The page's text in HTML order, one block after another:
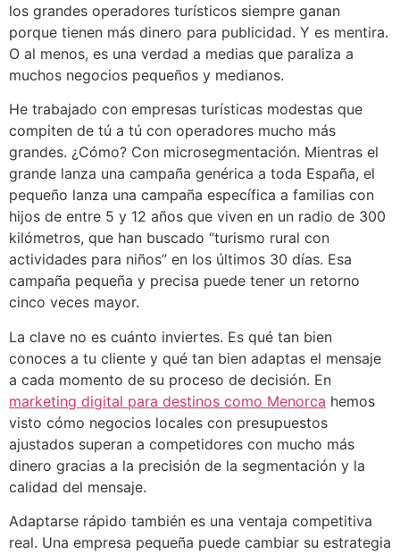
los grandes operadores turísticos siempre ganan
porque tienen más dinero para publicidad. Y es mentira.
O al menos, es una verdad a medias que paraliza a
muchos negocios pequeños y medianos.
He trabajado con empresas turísticas modestas que
compiten de tú a tú con operadores mucho más
grandes. ¿Cómo? Con microsegmentación. Mientras el
grande lanza una campaña genérica a toda España, el
pequeño lanza una campaña específica a familias con
hijos de entre 5 y 12 años que viven en un radio de 300
kilómetros, que han buscado “turismo rural con
actividades para niños” en los últimos 30 días. Esa
campaña pequeña y precisa puede tener un retorno
cinco veces mayor.
La clave no es cuánto inviertes. Es qué tan bien
conoces a tu cliente y qué tan bien adaptas el mensaje
a cada momento de su proceso de decisión. En
marketing digital para destinos como Menorca hemos
visto cómo negocios locales con presupuestos
ajustados superan a competidores con mucho más
dinero gracias a la precisión de la segmentación y la
calidad del mensaje.
Adaptarse rápido también es una ventaja competitiva
real. Una empresa pequeña puede cambiar su estrategia